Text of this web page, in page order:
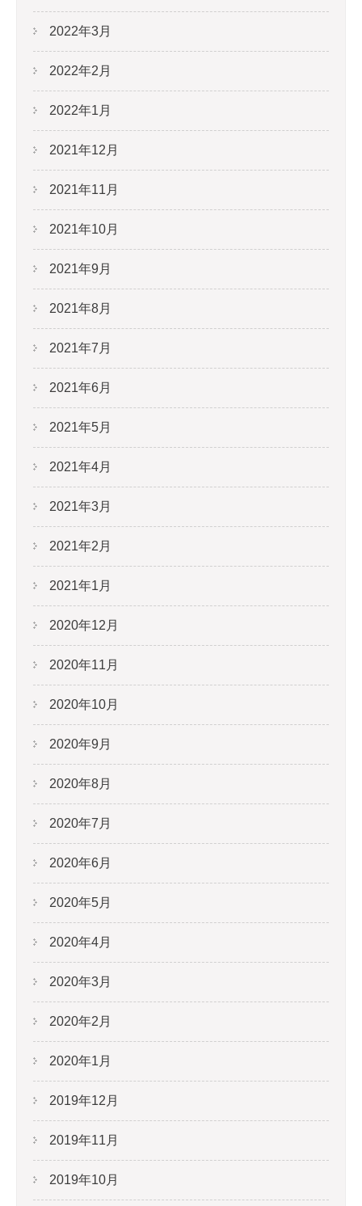
2022年3月
2022年2月
2022年1月
2021年12月
2021年11月
2021年10月
2021年9月
2021年8月
2021年7月
2021年6月
2021年5月
2021年4月
2021年3月
2021年2月
2021年1月
2020年12月
2020年11月
2020年10月
2020年9月
2020年8月
2020年7月
2020年6月
2020年5月
2020年4月
2020年3月
2020年2月
2020年1月
2019年12月
2019年11月
2019年10月